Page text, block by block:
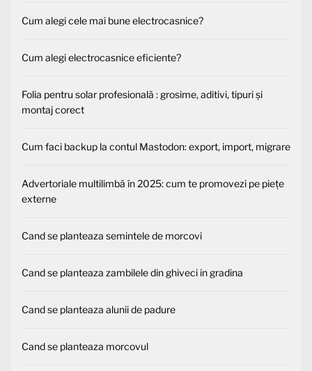
Cum alegi cele mai bune electrocasnice?
Cum alegi electrocasnice eficiente?
Folia pentru solar profesională : grosime, aditivi, tipuri și
montaj corect
Cum faci backup la contul Mastodon: export, import, migrare
Advertoriale multilimbă în 2025: cum te promovezi pe piețe
externe
Cand se planteaza semintele de morcovi
Cand se planteaza zambilele din ghiveci in gradina
Cand se planteaza alunii de padure
Cand se planteaza morcovul